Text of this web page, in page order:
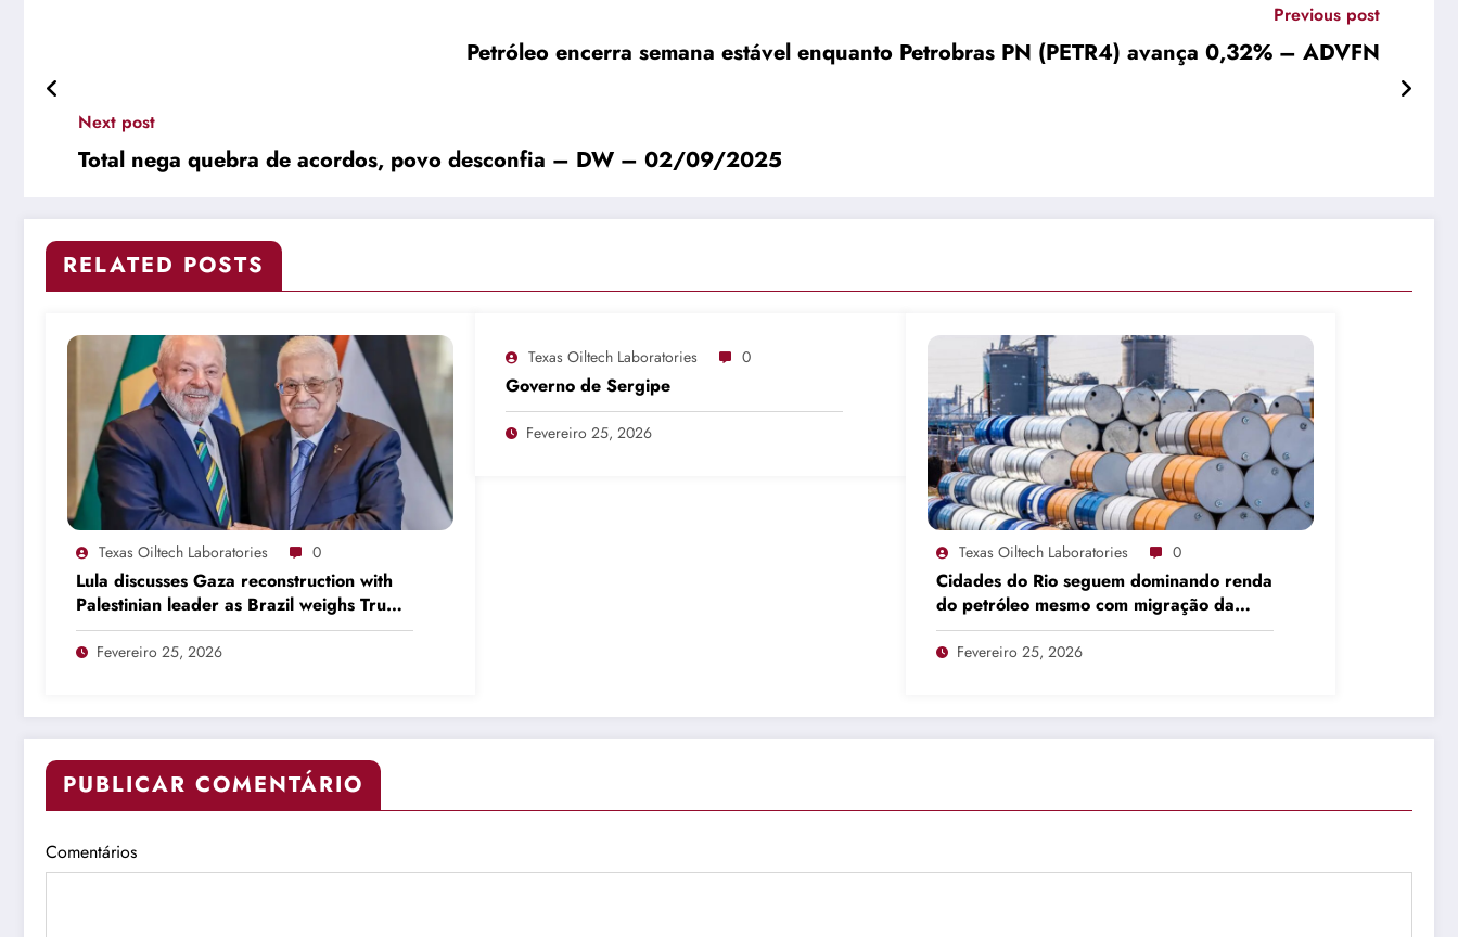
Previous post
Petróleo encerra semana estável enquanto Petrobras PN (PETR4) avança 0,32% – ADVFN
Next post
Total nega quebra de acordos, povo desconfia – DW – 02/09/2025
RELATED POSTS
Texas Oiltech Laboratories 0
Lula discusses Gaza reconstruction with
Palestinian leader as Brazil weighs Trump
invitation
Fevereiro 25, 2026
Texas Oiltech Laboratories 0
Governo de Sergipe
Fevereiro 25, 2026
Texas Oiltech Laboratories 0
Cidades do Rio seguem dominando renda
do petróleo mesmo com migração da
produção
Fevereiro 25, 2026
PUBLICAR COMENTÁRIO
Comentários